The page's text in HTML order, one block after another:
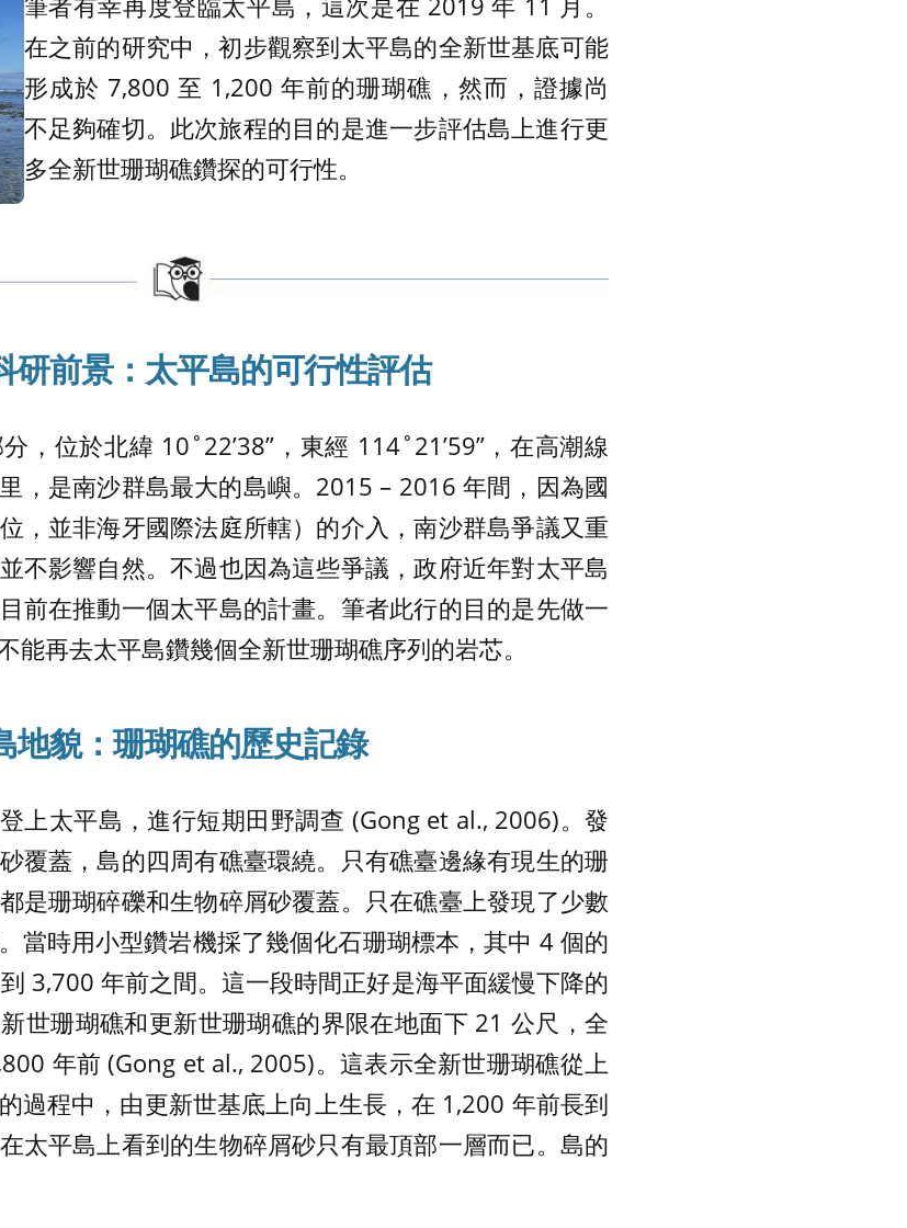
在之前的研究中，初步觀察到太平島的全新世基底可能
形成於 7,800 至 1,200 年前的珊瑚礁，然而，證據尚
不足夠確切。此次旅程的目的是進一步評估島上進行更
多全新世珊瑚礁鑽探的可行性。
研前景：太平島的可行性評估
，位於北緯 10˚22’38”，東經 114˚21’59”，在高潮線
，是南沙群島最大的島嶼。2015 – 2016 年間，因為國
，並非海牙國際法庭所轄）的介入，南沙群島爭議又重
不影響自然。不過也因為這些爭議，政府近年對太平島
前在推動一個太平島的計畫。筆者此行的目的是先做一
能再去太平島鑽幾個全新世珊瑚礁序列的岩芯。
地貌：珊瑚礁的歷史記錄
上太平島，進行短期田野調查 (Gong et al., 2006)。發
覆蓋，島的四周有礁臺環繞。只有礁臺邊緣有現生的珊
是珊瑚碎礫和生物碎屑砂覆蓋。只在礁臺上發現了少數
當時用小型鑽岩機採了幾個化石珊瑚標本，其中 4 個的
3,700 年前之間。這一段時間正好是海平面緩慢下降的
世珊瑚礁和更新世珊瑚礁的界限在地面下 21 公尺，全
年前 (Gong et al., 2005)。這表示全新世珊瑚礁從上
過程中，由更新世基底上向上生長，在 1,200 年前長到
太平島上看到的生物碎屑砂只有最頂部一層而已。島的